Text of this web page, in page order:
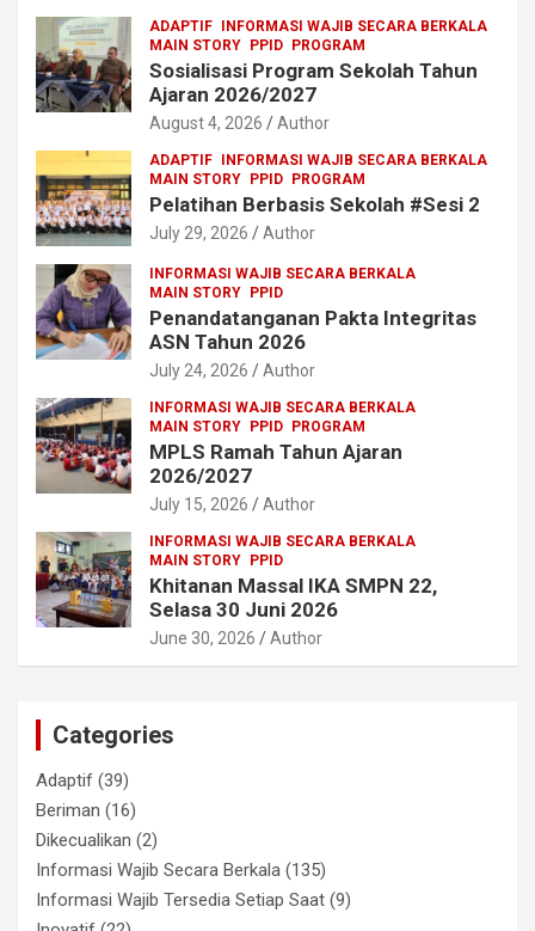
ADAPTIF
INFORMASI WAJIB SECARA BERKALA
MAIN STORY
PPID PROGRAM
Sosialisasi Program Sekolah Tahun
Ajaran 2026/2027
August 4, 2026 Author
ADAPTIF
INFORMASI WAJIB SECARA BERKALA
MAIN STORY
PPID PROGRAM
Pelatihan Berbasis Sekolah #Sesi 2
July 29, 2026 Author
INFORMASI WAJIB SECARA BERKALA
MAIN STORY
PPID
Penandatanganan Pakta Integritas
ASN Tahun 2026
July 24, 2026 Author
INFORMASI WAJIB SECARA BERKALA
MAIN STORY
PPID PROGRAM
MPLS Ramah Tahun Ajaran
2026/2027
July 15, 2026 Author
INFORMASI WAJIB SECARA BERKALA
MAIN STORY
PPID
Khitanan Massal IKA SMPN 22,
Selasa 30 Juni 2026
June 30, 2026 Author
Categories
Adaptif (39)
Beriman (16)
Dikecualikan (2)
Informasi Wajib Secara Berkala (135)
Informasi Wajib Tersedia Setiap Saat (9)